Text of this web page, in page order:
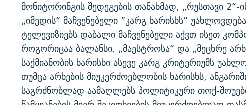
მონიტორინგის შედეგების თანახმად, „რუსთავი 2“-
„იმედის“ მაჩვენებელი ”კარგ ხარისხს”
ტელევიზიებს დაბალი მაჩვენებელი აქვთ ისეთ
როგორიცაა ბალანსი. „მაესტროსა“ და „მეცხრე
საქმიანობის ხარისხი ასევე კარგ კრიტერიუმს
თუმცა არხების მიუკერძოებლობის ხარისხს,
საგრძნობლად აამაღლებს პოლიტიკური თოქ-